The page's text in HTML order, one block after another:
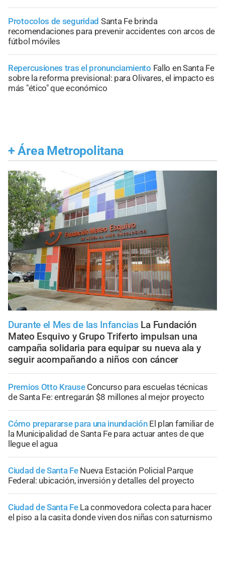
Protocolos de seguridad Santa Fe brinda
recomendaciones para prevenir accidentes con arcos de
fútbol móviles
Repercusiones tras el pronunciamiento Fallo en Santa Fe
sobre la reforma previsional: para Olivares, el impacto es
más "ético" que económico
+ Área Metropolitana
Durante el Mes de las Infancias La Fundación
Mateo Esquivo y Grupo Triferto impulsan una
campaña solidaria para equipar su nueva ala y
seguir acompañando a niños con cáncer
Premios Otto Krause Concurso para escuelas técnicas
de Santa Fe: entregarán $8 millones al mejor proyecto
Cómo prepararse para una inundación El plan familiar de
la Municipalidad de Santa Fe para actuar antes de que
llegue el agua
Ciudad de Santa Fe Nueva Estación Policial Parque
Federal: ubicación, inversión y detalles del proyecto
Ciudad de Santa Fe La conmovedora colecta para hacer
el piso a la casita donde viven dos niñas con saturnismo